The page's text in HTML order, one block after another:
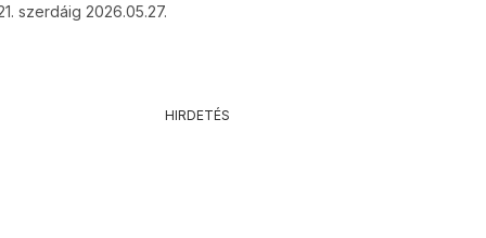
szerdáig 2026.05.27.
HIRDETÉS